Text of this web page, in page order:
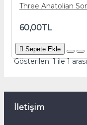
60,00TL
Sepete Ekle
Gösterilen: 1 ile 1
İletişim